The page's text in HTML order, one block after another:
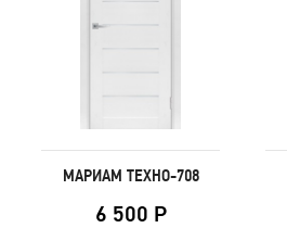
МАРИАМ ТЕХНО-708
6 500 Р